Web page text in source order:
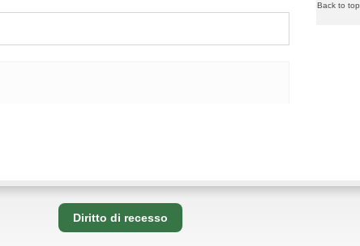
Diritto di recesso
Back to top